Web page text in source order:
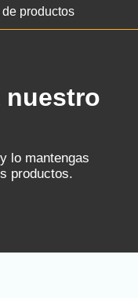
productos
nuestro
lo mantengas
productos.